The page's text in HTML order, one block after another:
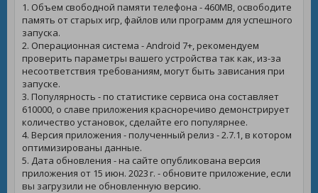
1. Объем свободной памяти телефона - 460MB, освободите
память от старых игр, файлов или программ для успешного
запуска.
2. Операционная система - Android 7+, рекомендуем
проверить параметры вашего устройства так как, из-за
несоответствия требованиям, могут быть зависания при
запуске.
3. Популярность - по статистике сервиса она составляет
610000, о славе приложения красноречиво демонстрирует
количество установок, сделайте его популярнее.
4. Версия приложения - полученный релиз - 2.7.1, в котором
оптимизированы данные.
5. Дата обновления - на сайте опубликована версия
приложения от 15 июн. 2023 г. - обновите приложение, если
вы загрузили не обновленную версию.